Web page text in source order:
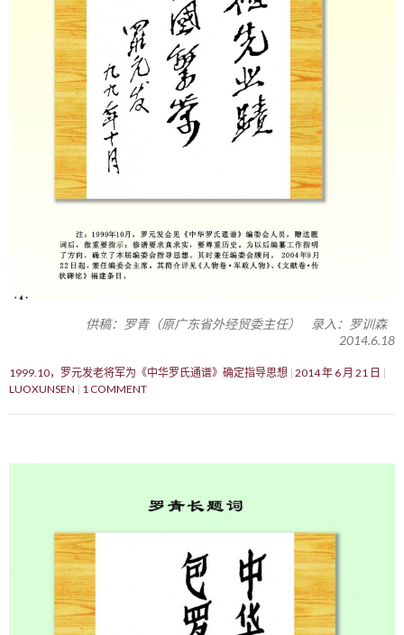
供稿：罗青（原广东省外经贸委主任） 录入：罗训森
2014.6.18
1999.10，罗元发老将军为《中华罗氏通谱》确定指导思想 2014 年 6 月 21 日
LUOXUNSEN
1 COMMENT